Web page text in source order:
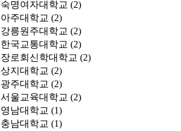
숙명여자대학교 (2)
아주대학교 (2)
강릉원주대학교 (2)
한국교통대학교 (2)
장로회신학대학교 (2)
상지대학교 (2)
광주대학교 (2)
서울교육대학교 (2)
영남대학교 (1)
충남대학교 (1)